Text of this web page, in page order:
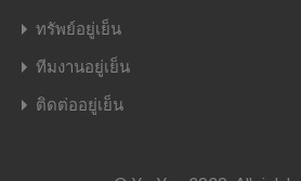
ทรัพย์อยู่เย็น
ทีมงานอยู่เย็น
ติดต่ออยู่เย็น